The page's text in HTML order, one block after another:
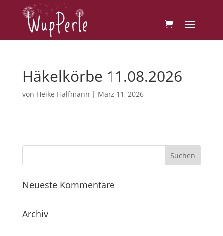
Häkelkörbe 11.08.2026
von Heike Halfmann | März 11, 2026
Neueste Kommentare
Archiv